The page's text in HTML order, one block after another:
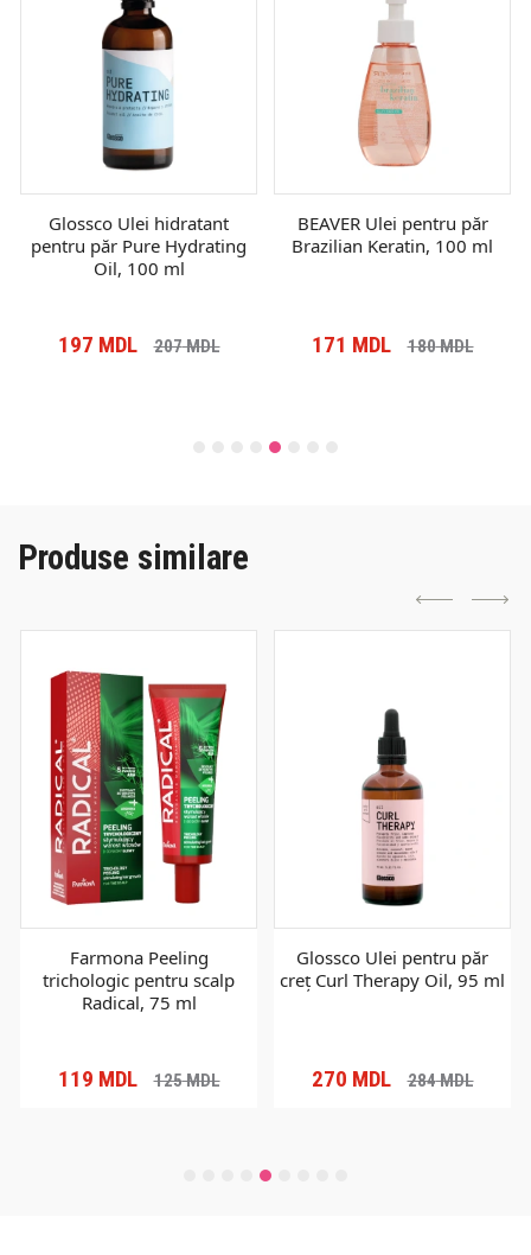
Glossco Ulei hidratant
pentru păr Pure Hydrating
Oil, 100 ml
197 MDL 207MDL
BEAVER Ulei pentru păr
Brazilian Keratin, 100 ml
171 MDL 180MDL
Produse similare
Farmona Peeling
trichologic pentru scalp
Radical, 75 ml
119 MDL 125MDL
Glossco Ulei pentru păr
creț Curl Therapy Oil, 95 ml
270 MDL 284MDL